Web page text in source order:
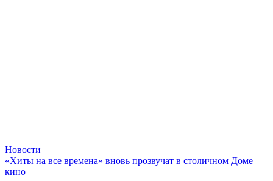
Новости
«Хиты на все времена» вновь прозвучат в столичном Доме
кино